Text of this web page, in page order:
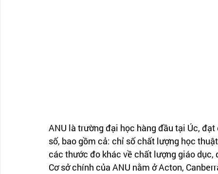
ANU là trường đại học hàng đầu tại Úc,
số, bao gồm cả: chỉ số chất lượng học
các thước đo khác về chất lượng giáo dục,
Cơ sở chính của ANU nằm ở Acton,